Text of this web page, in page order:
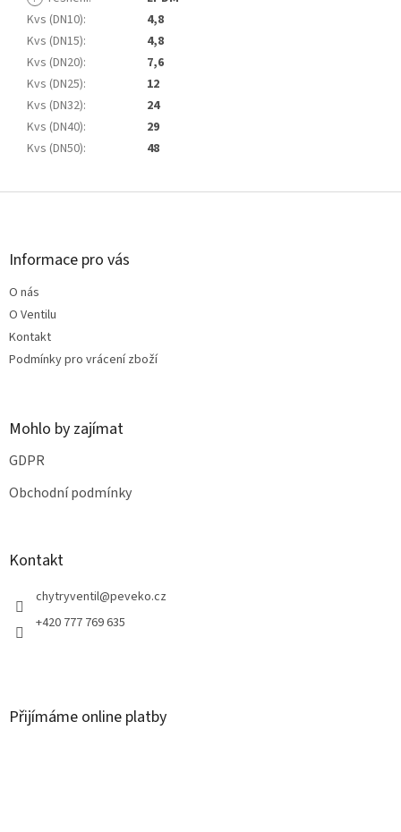
Kvs (DN10):
4,8
Kvs (DN15):
4,8
Kvs (DN20):
7,6
Kvs (DN25):
12
Kvs (DN32):
24
Kvs (DN40):
29
Kvs (DN50): 48
Z
Informace pro vás
O nás
O Ventilu
Kontakt
Podmínky pro vrácení zboží
Mohlo by zajímat
GDPR
Obchodní podmínky
Kontakt
chytryventil@peveko.cz
+420 777 769 635
Přijímáme online platby